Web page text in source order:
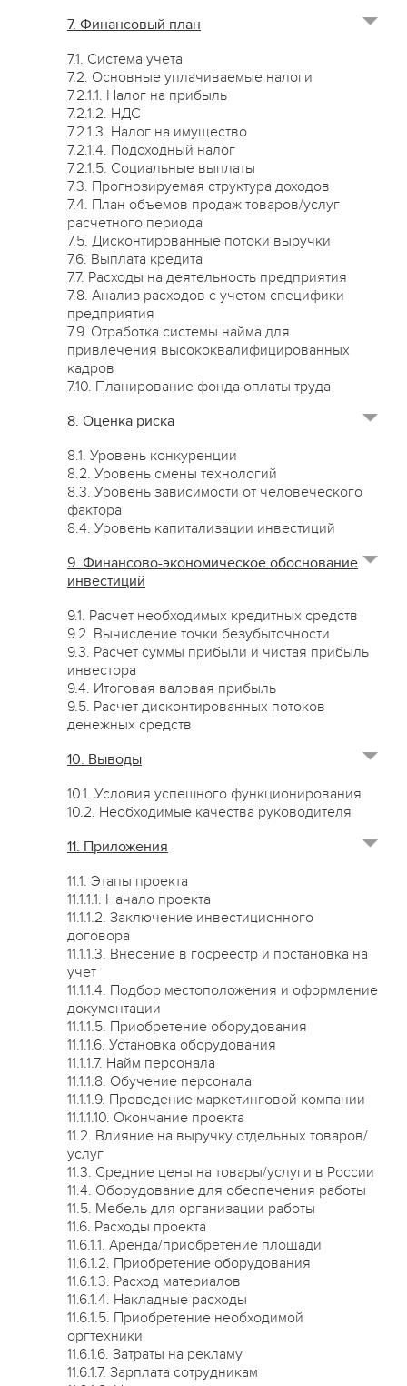
7. Финансовый план
7.1. Система учета
7.2. Основные уплачиваемые налоги
7.2.1.1. Налог на прибыль
7.2.1.2. НДС
7.2.1.3. Налог на имущество
7.2.1.4. Подоходный налог
7.2.1.5. Социальные выплаты
7.3. Прогнозируемая структура доходов
7.4. План объемов продаж товаров/услуг
расчетного периода
7.5. Дисконтированные потоки выручки
7.6. Выплата кредита
7.7. Расходы на деятельность предприятия
7.8. Анализ расходов с учетом специфики
предприятия
7.9. Отработка системы найма для
привлечения высококвалифицированных
кадров
7.10. Планирование фонда оплаты труда
8. Оценка риска
8.1. Уровень конкуренции
8.2. Уровень смены технологий
8.3. Уровень зависимости от человеческого
фактора
8.4. Уровень капитализации инвестиций
9. Финансово-экономическое обоснование
инвестиций
9.1. Расчет необходимых кредитных средств
9.2. Вычисление точки безубыточности
9.3. Расчет суммы прибыли и чистая прибыль
инвестора
9.4. Итоговая валовая прибыль
9.5. Расчет дисконтированных потоков
денежных средств
10. Выводы
10.1. Условия успешного функционирования
10.2. Необходимые качества руководителя
11. Приложения
11.1. Этапы проекта
11.1.1.1. Начало проекта
11.1.1.2. Заключение инвестиционного
договора
11.1.1.3. Внесение в госреестр и постановка на
учет
11.1.1.4. Подбор местоположения и оформление
документации
11.1.1.5. Приобретение оборудования
11.1.1.6. Установка оборудования
11.1.1.7. Найм персонала
11.1.1.8. Обучение персонала
11.1.1.9. Проведение маркетинговой компании
11.1.1.10. Окончание проекта
11.2. Влияние на выручку отдельных товаров/
услуг
11.3. Средние цены на товары/услуги в России
11.4. Оборудование для обеспечения работы
11.5. Мебель для организации работы
11.6. Расходы проекта
11.6.1.1. Аренда/приобретение площади
11.6.1.2. Приобретение оборудования
11.6.1.3. Расход материалов
11.6.1.4. Накладные расходы
11.6.1.5. Приобретение необходимой
оргтехники
11.6.1.6. Затраты на рекламу
11.6.1.7. Зарплата сотрудникам